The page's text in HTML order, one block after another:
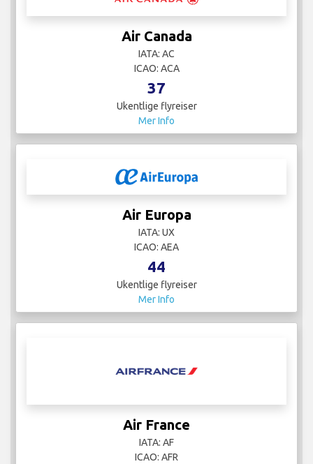
Air Canada
IATA: AC
ICAO: ACA
37
Ukentlige flyreiser
Mer Info
Air Europa
IATA: UX
ICAO: AEA
44
Ukentlige flyreiser
Mer Info
Air France
IATA: AF
ICAO: AFR